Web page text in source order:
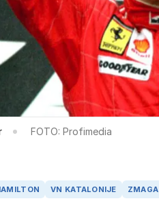
FOTO: Profimedia
VN KATALONIJE ZMAGA